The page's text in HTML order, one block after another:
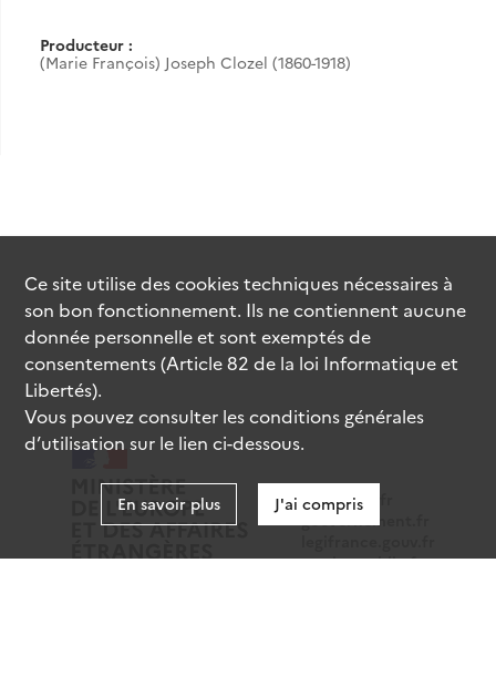
Producteur :
(Marie François) Joseph Clozel (1860-1918)
data.gouv.fr
gouvernement.fr
service-public.fr
Ce site utilise descookiestechniques nécessaires à
son bon fonctionnement. Ils ne contiennent aucune
donnée personnelle et sont exemptés de
consentements (Article 82 de la loi Informatique et
Libertés).
Vous pouvez consulter les conditions générales
d’utilisation sur le lien ci-dessous.
En savoir plus J'ai compris